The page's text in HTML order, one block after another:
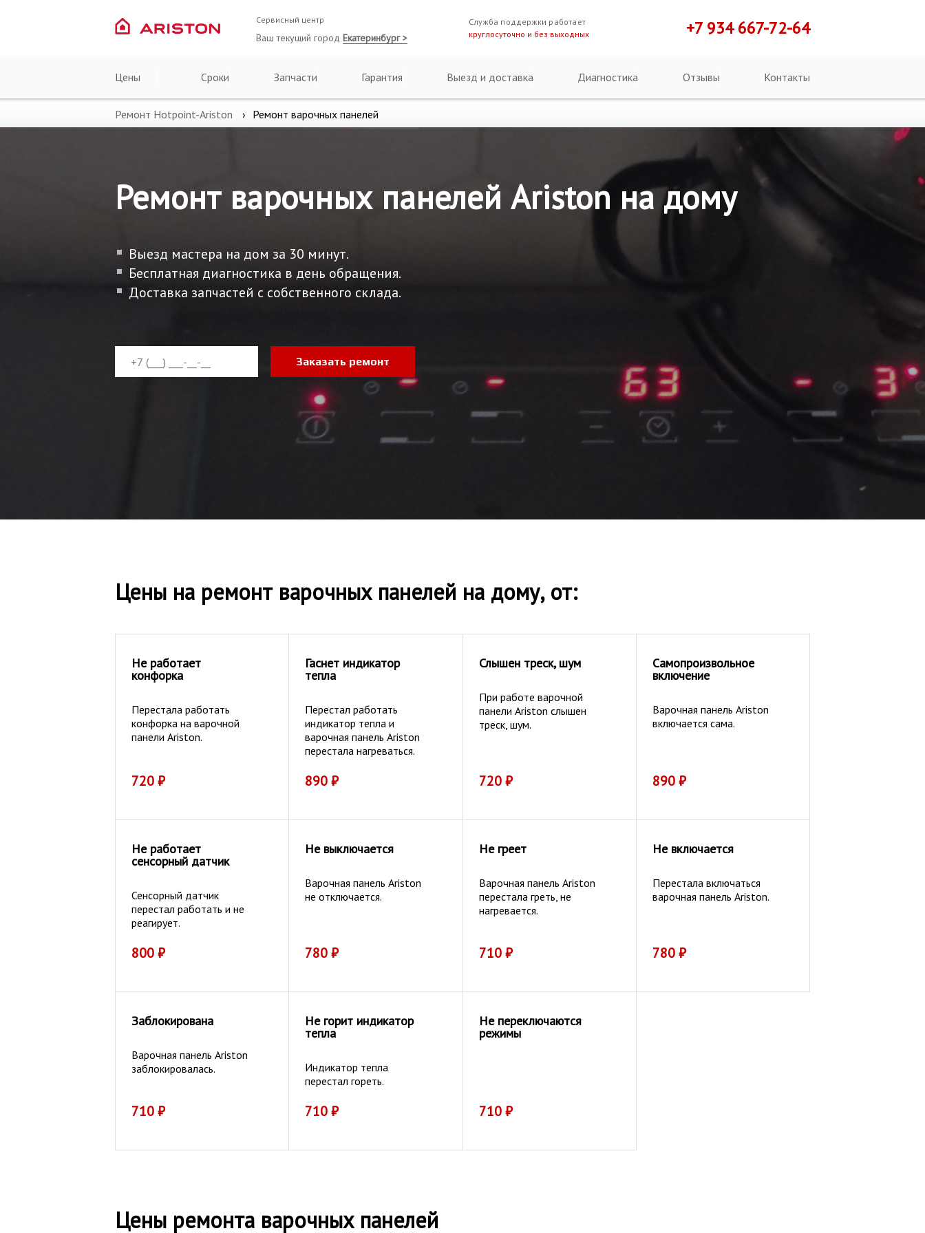
Сервисный центр
Ваш текущий город Екатеринбург >
Служба поддержки работает
круглосуточно и без выходных
+7 934 667-72-64
Цены Сроки Запчасти Гарантия Выезд и доставка Диагностика Отзывы Контакты
Ремонт Hotpoint-Ariston Ремонт варочных панелей
Ремонт варочных панелей Ariston на дому
Выезд мастера на дом за 30 минут.
Бесплатная диагностика в день обращения.
Доставка запчастей с собственного склада.
Заказать ремонт
Цены на ремонт варочных панелей на дому, от:
Не работает
конфорка
Перестала работать
конфорка на варочной
панели Ariston.
720₽
Гаснет индикатор
тепла
Перестал работать
индикатор тепла и
варочная панель Ariston
перестала нагреваться.
890₽
Слышен треск, шум
При работе варочной
панели Ariston слышен
треск, шум.
720₽
Самопроизвольное
включение
Варочная панель Ariston
включается сама.
890₽
Не работает
сенсорный датчик
Сенсорный датчик
перестал работать и не
реагирует.
800₽
Не выключается
Варочная панель Ariston
не отключается.
780₽
Не греет
Варочная панель Ariston
перестала греть, не
нагревается.
710₽
Не включается
Перестала включаться
варочная панель Ariston.
780₽
Заблокирована
Варочная панель Ariston
заблокировалась.
710₽
Не горит индикатор
тепла
Индикатор тепла
перестал гореть.
710₽
Не переключаются
режимы
710₽
Цены ремонта варочных панелей